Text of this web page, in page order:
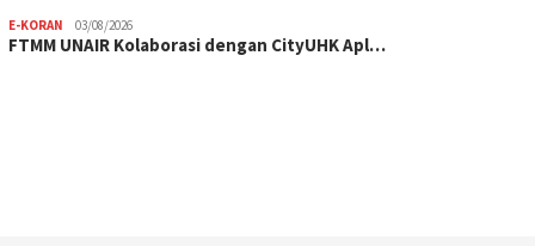
E-KORAN 03/08/2026
FTMM UNAIR Kolaborasi dengan CityUHK Apl…